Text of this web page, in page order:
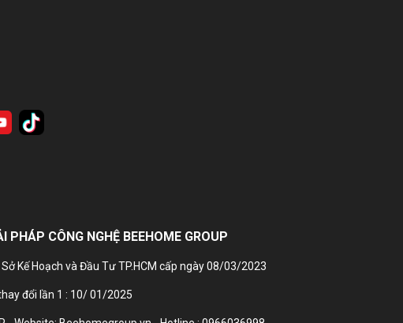
PHÁP CÔNG NGHỆ BEEHOME GROUP
Kế Hoạch và Đầu Tư TP.HCM cấp ngày 08/03/2023
đổi lần 1 : 10/ 01/2025